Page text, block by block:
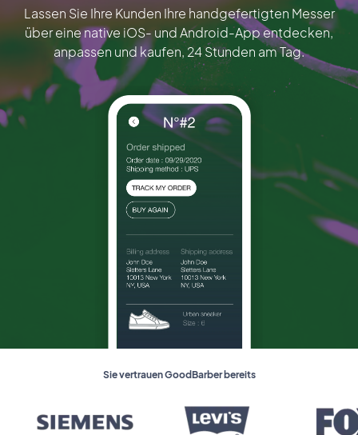
Lassen Sie Ihre Kunden Ihre handgefertigten Messer
über eine native iOS- und Android-App entdecken,
anpassen und kaufen, 24 Stunden am Tag.
Sie vertrauen GoodBarber bereits